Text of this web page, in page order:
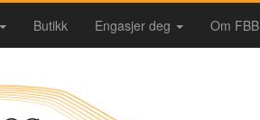
Butikk Engasjer deg Om FBB